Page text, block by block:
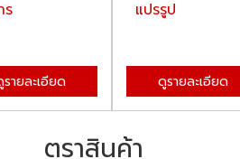
ร
ายละเอียด
แปรรูป
ดูรายละเอียด
ตราสินค้า